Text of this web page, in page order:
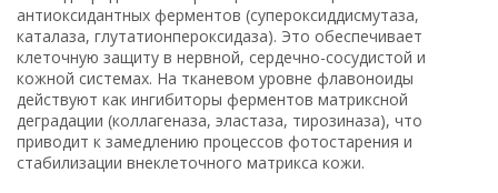
антиоксидантных ферментов (супероксиддисмутаза,
каталаза, глутатионпероксидаза). Это обеспечивает
клеточную защиту в нервной, сердечно-сосудистой и
кожной системах. На тканевом уровне флавоноиды
действуют как ингибиторы ферментов матриксной
деградации (коллагеназа, эластаза, тирозиназа), что
приводит к замедлению процессов фотостарения и
стабилизации внеклеточного матрикса кожи.